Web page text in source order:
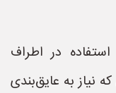
در اطراف
نیاز به عایق‌بندی